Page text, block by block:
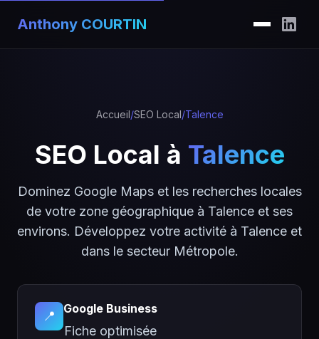
Anthony COURTIN
Accueil/SEO Local/Talence
SEO Local à Talence
Dominez Google Maps et les recherches locales
de votre zone géographique à Talence et ses
environs. Développez votre activité à Talence et
dans le secteur Métropole.
📍 Google Business
Fiche optimisée